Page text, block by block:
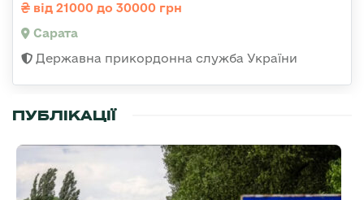
від 21000 до 30000 грн
Сарата
Державна прикордонна служба України
ПУБЛІКАЦІЇ